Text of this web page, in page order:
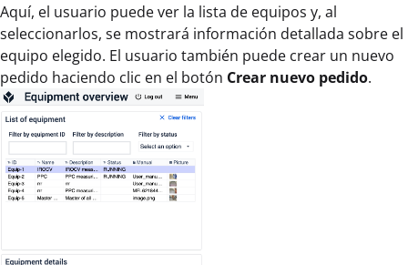
Aquí, el usuario puede ver la lista de equipos y, al
seleccionarlos, se mostrará información detallada sobre el
equipo elegido. El usuario también puede crear un nuevo
pedido haciendo clic en el botón Crear nuevo pedido.